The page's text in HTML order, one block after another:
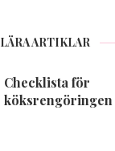
ARTIKLAR
Checklista för
köksrengöringen